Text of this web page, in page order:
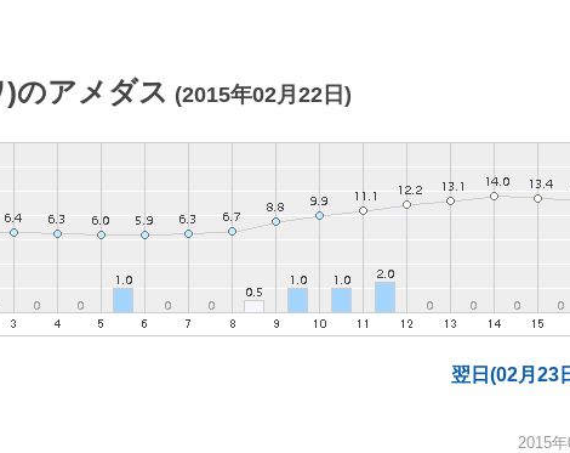
のアメダス (2015年02月22日)
翌日(02月23
2015年